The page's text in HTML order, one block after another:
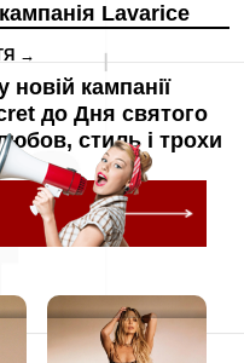
Lavarice
→
новій кампанії
до Дня святого
стиль і трохи